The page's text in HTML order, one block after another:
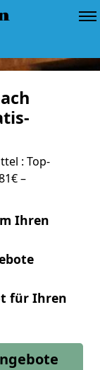
: Top-
–
Ihren
für Ihren